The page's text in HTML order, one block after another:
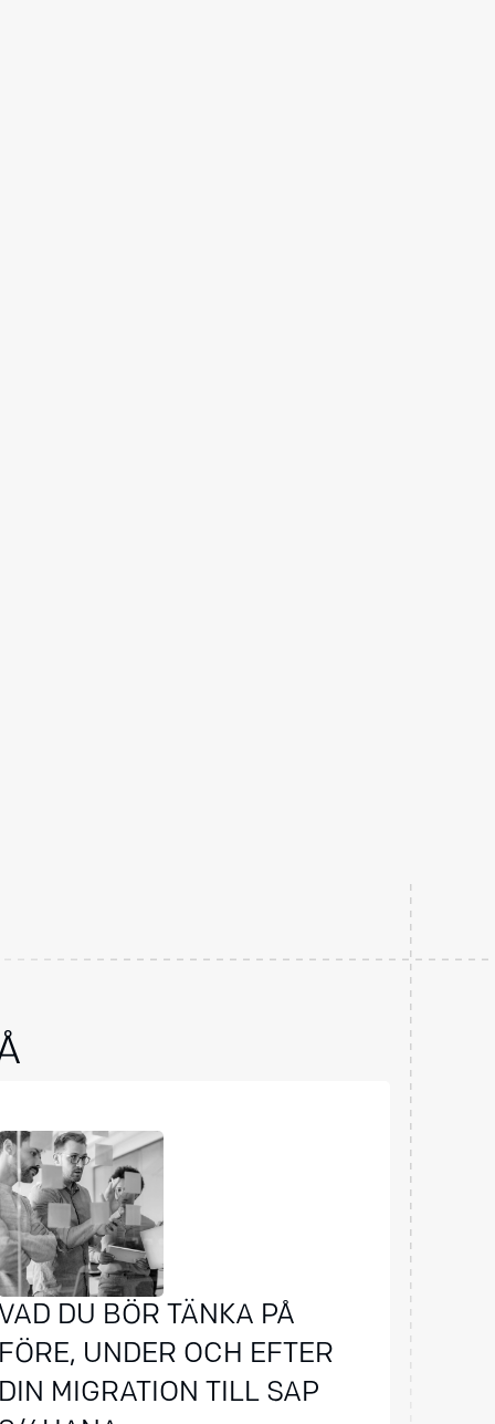
VAD DU BÖR TÄNKA PÅ
FÖRE, UNDER OCH EFTER
DIN MIGRATION TILL SAP